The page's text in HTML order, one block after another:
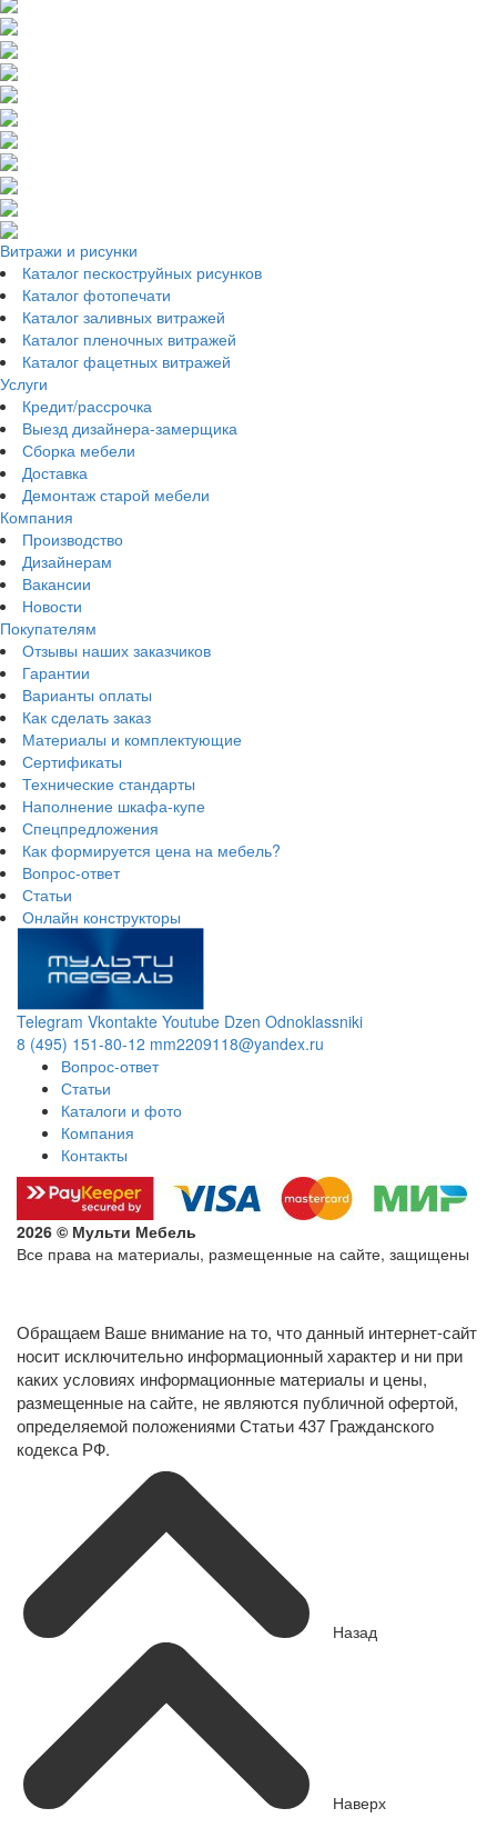
Витражи и рисунки
Каталог пескоструйных рисунков
Каталог фотопечати
Каталог заливных витражей
Каталог пленочных витражей
Каталог фацетных витражей
Услуги
Кредит/рассрочка
Выезд дизайнера-замерщика
Сборка мебели
Доставка
Демонтаж старой мебели
Компания
Производство
Дизайнерам
Вакансии
Новости
Покупателям
Отзывы наших заказчиков
Гарантии
Варианты оплаты
Как сделать заказ
Материалы и комплектующие
Сертификаты
Технические стандарты
Наполнение шкафа-купе
Спецпредложения
Как формируется цена на мебель?
Вопрос-ответ
Статьи
Онлайн конструкторы
Telegram Vkontakte Youtube Dzen Odnoklassniki
8 (495) 151-80-12 mm2209118@yandex.ru
Вопрос-ответ
Статьи
Каталоги и фото
Компания
Контакты
2026 © Мульти Мебель
Все права на материалы, размещенные на сайте, защищены
Обращаем Ваше внимание на то, что данный интернет-сайт
носит исключительно информационный характер и ни при
каких условиях информационные материалы и цены,
размещенные на сайте, не являются публичной офертой,
определяемой положениями Статьи 437 Гражданского
кодекса РФ.
Назад
Наверх